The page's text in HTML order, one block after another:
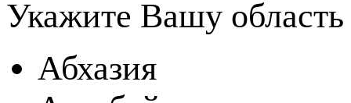
Укажите Вашу область
Абхазия